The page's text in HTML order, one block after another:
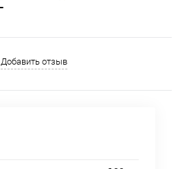
Добавить отзыв